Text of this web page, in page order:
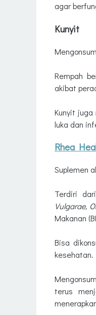
agar
Kunyit
Rempah
akibat
Kunyit juga
luka dan
Rhea
Suplemen
Terdiri dari
Vulgarae,
Makanan
Bisa
kesehatan.
terus